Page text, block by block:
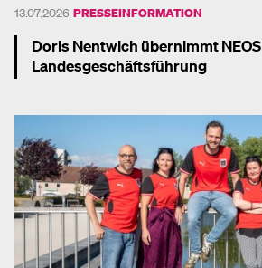
13.07.2026 PRESSEINFORMATION
Doris Nentwich übernimmt NEOS
Landesgeschäftsführung